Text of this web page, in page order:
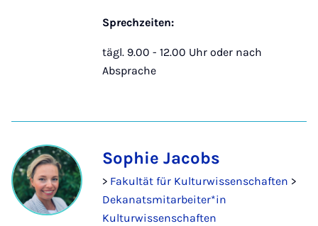
Sprechzeiten:
tägl. 9.00 - 12.00 Uhr oder nach
Absprache
Sophie Jacobs
> Fakultät für Kulturwissenschaften >
Dekanatsmitarbeiter*in
Kulturwissenschaften